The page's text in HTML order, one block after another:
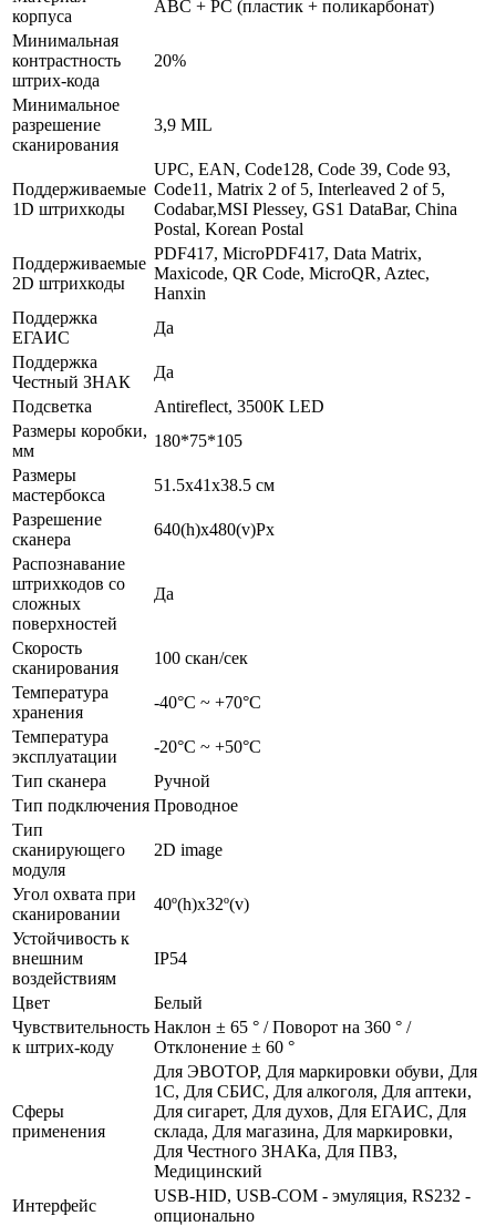
корпуса
ABC + PC (пластик + поликарбонат)
Минимальная
контрастность
штрих-кода
20%
Минимальное
разрешение
сканирования
3,9 MIL
Поддерживаемые
1D штрихкоды
UPC, EAN, Code128, Code 39, Code 93,
Code11, Matrix 2 of 5, Interleaved 2 of 5,
Codabar,MSI Plessey, GS1 DataBar, China
Postal, Korean Postal
Поддерживаемые
2D штрихкоды
PDF417, MicroPDF417, Data Matrix,
Maxicode, QR Code, MicroQR, Aztec,
Hanxin
Поддержка
ЕГАИС
Да
Поддержка
Честный ЗНАК
Да
Подсветка
Antireflect, 3500К LED
Размеры коробки,
мм
180*75*105
Размеры
мастербокса
51.5х41х38.5 см
Разрешение
сканера
640(h)х480(v)Px
Распознавание
штрихкодов со
сложных
поверхностей
Да
Скорость
сканирования
100 скан/сек
Температура
хранения
-40°С ~ +70°С
Температура
эксплуатации
-20°С ~ +50°С
Тип сканера
Ручной
Тип подключения Проводное
Тип
сканирующего
модуля
2D image
Угол охвата при
сканировании
40º(h)x32º(v)
Устойчивость к
внешним
воздействиям
IP54
Цвет
Белый
Чувствительность
к штрих-коду
Наклон ± 65 ° / Поворот на 360 ° /
Отклонение ± 60 °
Сферы
применения
Для ЭВОТОР, Для маркировки обуви, Для
1С, Для СБИС, Для алкоголя, Для аптеки,
Для сигарет, Для духов, Для ЕГАИС, Для
склада, Для магазина, Для маркировки,
Для Честного ЗНАКа, Для ПВЗ,
Медицинский
Интерфейс
USB-HID, USB-COM - эмуляция, RS232 -
опционально